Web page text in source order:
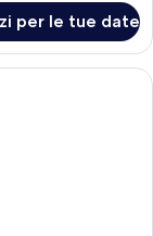
per le tue date
con un solarium in